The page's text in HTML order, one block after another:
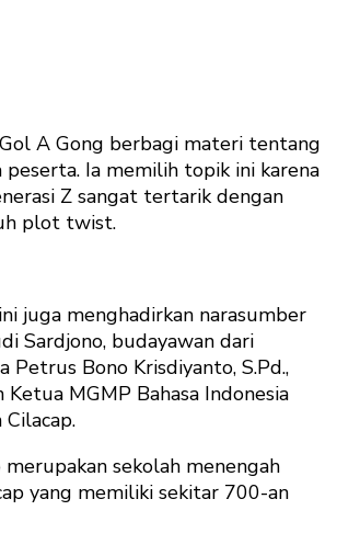
A Gong berbagi materi tentang
peserta. Ia memilih topik ini karena
Z sangat tertarik dengan
plot twist.
juga menghadirkan narasumber
Sardjono, budayawan dari
Petrus Bono Krisdiyanto, S.Pd.,
MGMP Bahasa Indonesia
sekolah menengah
yang memiliki sekitar 700-an